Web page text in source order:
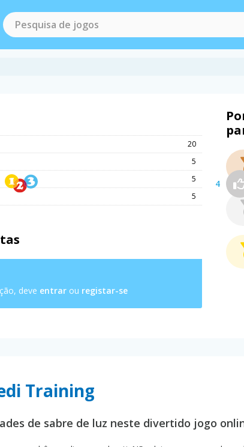
4
20
5
5
5
deve entrar ou registar-se
Training
de sabre de luz neste divertido jogo